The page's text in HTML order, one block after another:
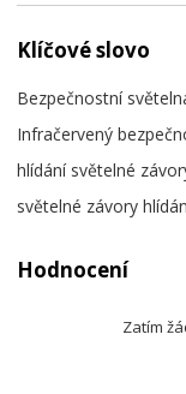
Klíčové slovo
Bezpečnostní
Infračervený
hlídání světelné
světelné závory
Hodnocení
Zatím